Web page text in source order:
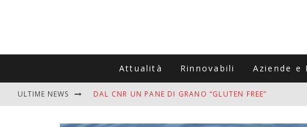
Attualità Rinnovabili Aziende e
ULTIME NEWS DAL CNR UN PANE DI GRANO “GLUTEN FREE”